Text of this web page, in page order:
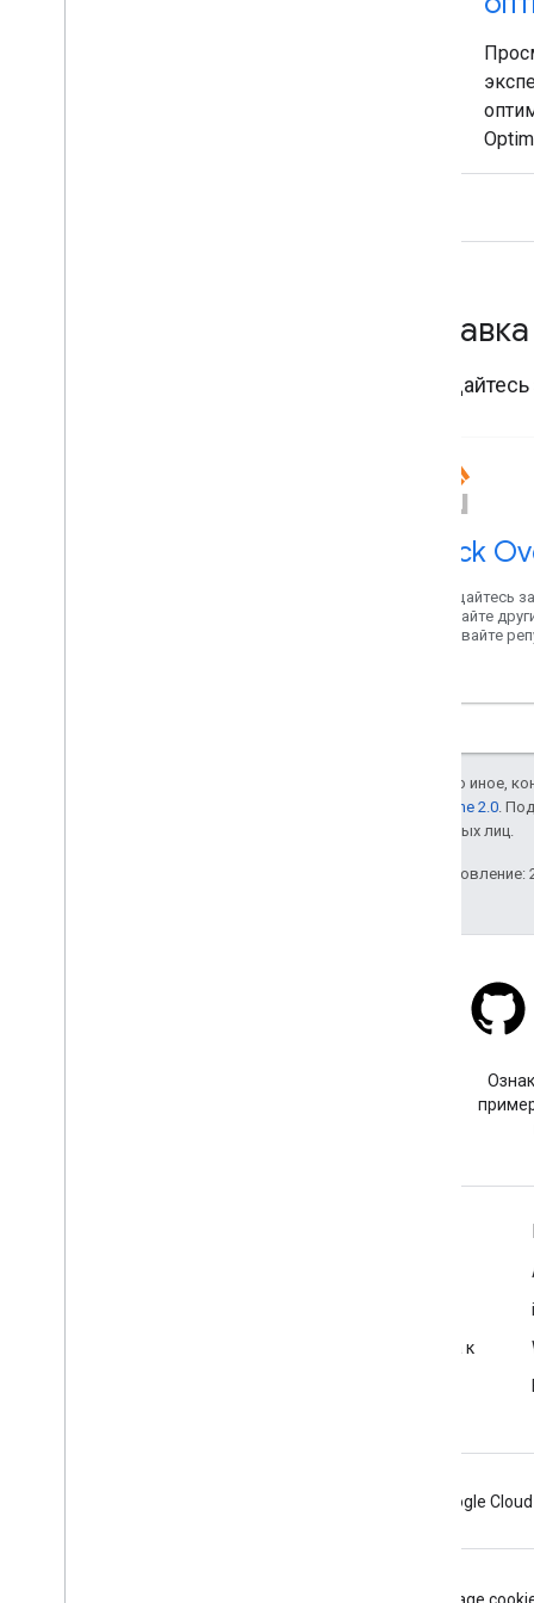
Stack
Обращайтесь
помогайте
создавайте
Если не указано иное,
лицензии Apache 2.0.
аффилированных лиц.
Последнее обновление:
Рекомендации по обеспечению безопасности доступа к
Google